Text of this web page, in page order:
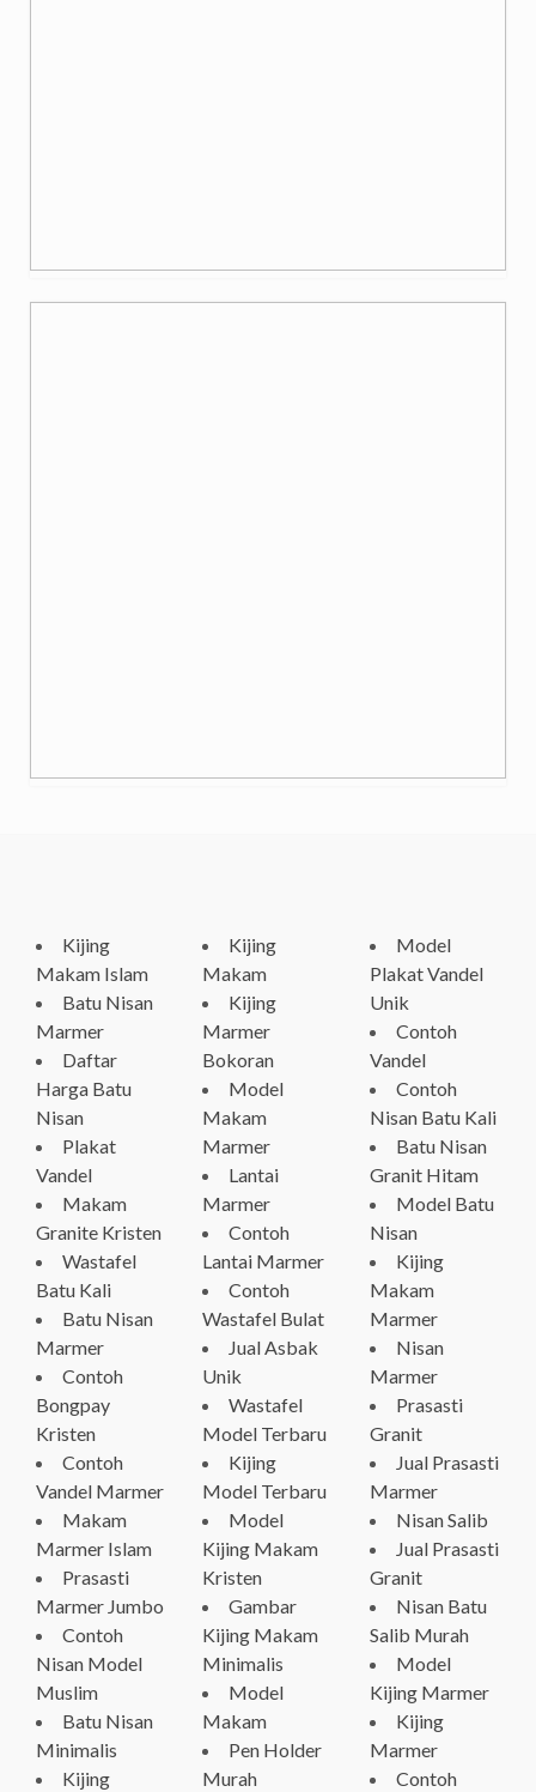
Kijing
Makam Islam
Batu Nisan
Marmer
Daftar
Harga Batu
Nisan
Plakat
Vandel
Makam
Granite Kristen
Wastafel
Batu Kali
Batu Nisan
Marmer
Contoh
Bongpay
Kristen
Contoh
Vandel Marmer
Makam
Marmer Islam
Prasasti
Marmer Jumbo
Contoh
Nisan Model
Muslim
Batu Nisan
Minimalis
Kijing
Kijing
Makam
Kijing
Marmer
Bokoran
Model
Makam
Marmer
Lantai
Marmer
Contoh
Lantai Marmer
Contoh
Wastafel Bulat
Jual Asbak
Unik
Wastafel
Model Terbaru
Kijing
Model Terbaru
Model
Kijing Makam
Kristen
Gambar
Kijing Makam
Minimalis
Model
Makam
Pen Holder
Murah
Model
Plakat Vandel
Unik
Contoh
Vandel
Contoh
Nisan Batu Kali
Batu Nisan
Granit Hitam
Model Batu
Nisan
Kijing
Makam
Marmer
Nisan
Marmer
Prasasti
Granit
Jual Prasasti
Marmer
Nisan Salib
Jual Prasasti
Granit
Nisan Batu
Salib Murah
Model
Kijing Marmer
Kijing
Marmer
Contoh